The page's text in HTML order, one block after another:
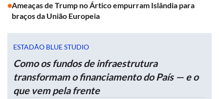
Ameaças de Trump no Ártico empurram Islândia para
braços da União Europeia
ESTADÃO BLUE STUDIO
Como os fundos de infraestrutura
transformam o financiamento do País — e o
que vem pela frente